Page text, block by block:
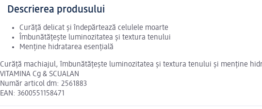
Descrierea produsului
Curăță delicat și îndepărtează celulele moarte
Îmbunătățește luminozitatea și textura tenului
Menține hidratarea esențială
Curăță machiajul, îmbunătățește luminozitatea și textura tenului și menține
VITAMINA Cg & SCUALAN
Număr articol dm: 2561883
EAN: 3600551158471